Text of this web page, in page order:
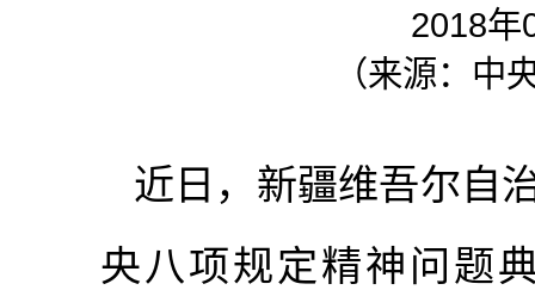
2018
（来源：中
近日，新疆维吾尔自
央八项规定精神问题